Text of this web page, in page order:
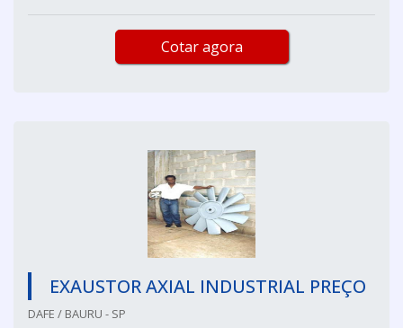
Cotar agora
EXAUSTOR AXIAL INDUSTRIAL PREÇO
DAFE / BAURU - SP